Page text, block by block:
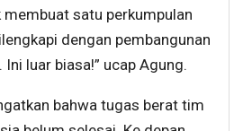
satu perkumpulan
dengan pembangunan
luar biasa!” ucap Agung.
bahwa tugas berat tim